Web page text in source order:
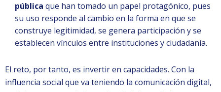
pública que han tomado un papel protagónico, pues
su uso responde al cambio en la forma en que se
construye legitimidad, se genera participación y se
establecen vínculos entre instituciones y ciudadanía.
El reto, por tanto, es invertir en capacidades. Con la
influencia social que va teniendo la comunicación digital,